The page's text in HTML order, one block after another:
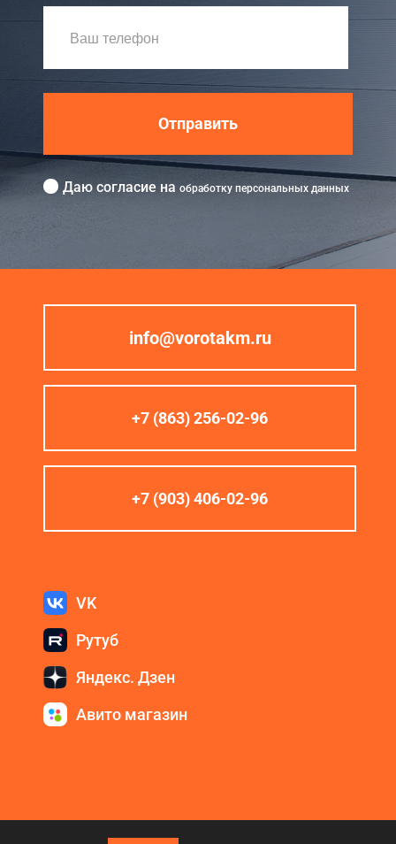
Отправить
Даю согласие на обработку персональных данных
info@vorotakm.ru
+7 (863) 256-02-96
+7 (903) 406-02-96
VK
Рутуб
Яндекс. Дзен
Авито магазин